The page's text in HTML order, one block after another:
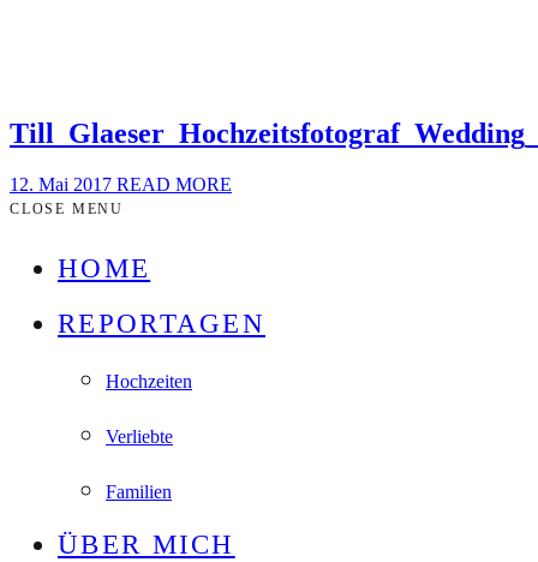
12. Mai 2017 READ MORE
CLOSE MENU
HOME
REPORTAGEN
Hochzeiten
Verliebte
Familien
ÜBER MICH